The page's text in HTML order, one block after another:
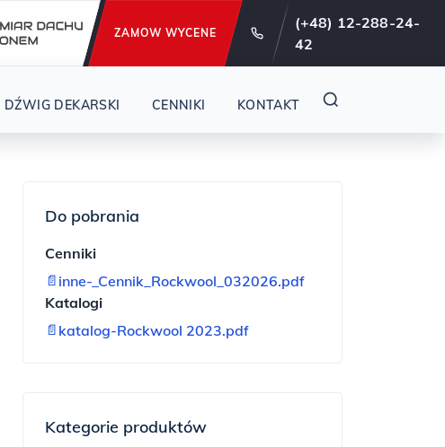
od 29 lat !ZAMOW WYCENE
(+48) 12-288-24-
42
DŹWIG DEKARSKI CENNIKI KONTAKT
Do pobrania
Cenniki
📄 inne-_Cennik_Rockwool_032026.pdf
Katalogi
📄 katalog-Rockwool 2023.pdf
Kategorie produktów